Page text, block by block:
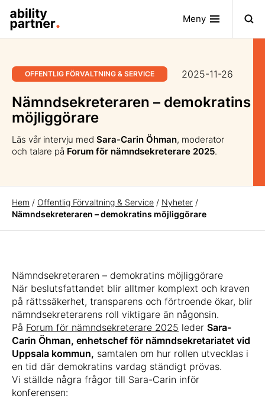
Meny
OFFENTLIG FÖRVALTNING & SERVICE 2025-11-26
Nämndsekreteraren – demokratins
möjliggörare
Läs vår intervju med Sara-Carin Öhman, moderator
och talare på Forum för nämndsekreterare 2025.
Hem / Offentlig Förvaltning & Service / Nyheter /
Nämndsekreteraren – demokratins möjliggörare
Nämndsekreteraren – demokratins möjliggörare
När beslutsfattandet blir alltmer komplext och kraven
på rättssäkerhet, transparens och förtroende ökar, blir
nämndsekreterarens roll viktigare än någonsin.
På Forum för nämndsekreterare 2025 leder Sara-
Carin Öhman, enhetschef för nämndsekretariatet vid
Uppsala kommun, samtalen om hur rollen utvecklas i
en tid där demokratins vardag ständigt prövas.
Vi ställde några frågor till Sara-Carin inför
konferensen: